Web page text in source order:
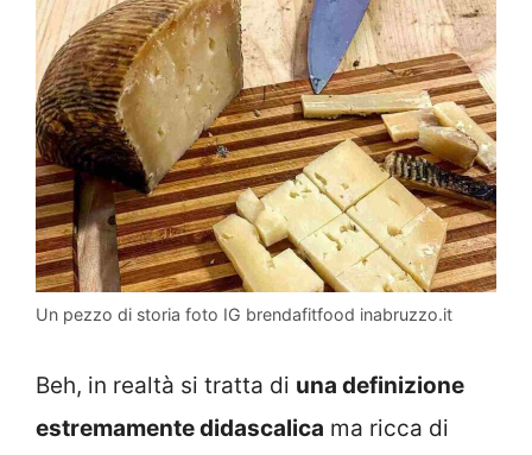
Un pezzo di storia foto IG brendafitfood inabruzzo.it
Beh, in realtà si tratta di una definizione
estremamente didascalica ma ricca di